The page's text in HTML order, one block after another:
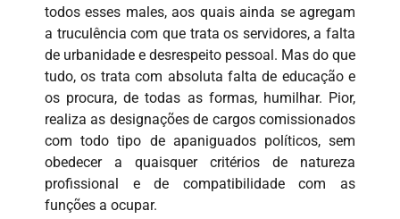
todos esses males, aos quais ainda se agregam
a truculência com que trata os servidores, a falta
de urbanidade e desrespeito pessoal. Mas do que
tudo, os trata com absoluta falta de educação e
os procura, de todas as formas, humilhar. Pior,
realiza as designações de cargos comissionados
com todo tipo de apaniguados políticos, sem
obedecer a quaisquer critérios de natureza
profissional e de compatibilidade com as
funções a ocupar.